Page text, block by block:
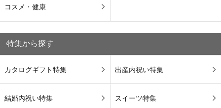
コスメ・健康
特集から探す
カタログギフト特集 出産内祝い特集
結婚内祝い特集 スイーツ特集